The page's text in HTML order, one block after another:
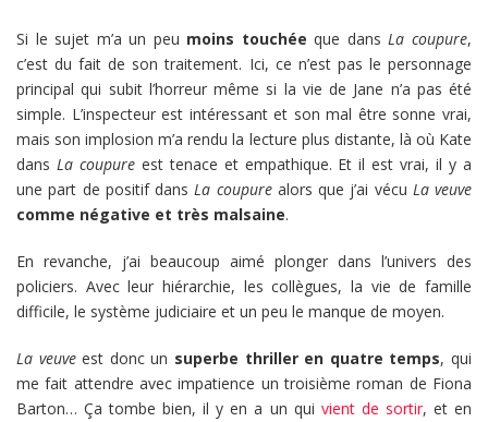
Si le sujet m’a un peu moins touchée que dansLa coupure,
c’est du fait de son traitement. Ici, ce n’est pas le personnage
principal qui subit l’horreur même si la vie de Jane n’a pas été
simple. L’inspecteur est intéressant et son mal être sonne vrai,
mais son implosion m’a rendu la lecture plus distante, là où Kate
dans La coupureest tenace et empathique. Et il est vrai, il y a
une part de positif dansLa coupurealors que j’ai vécu La veuve
comme négative et très malsaine.
En revanche, j’ai beaucoup aimé plonger dans l’univers des
policiers. Avec leur hiérarchie, les collègues, la vie de famille
difficile, le système judiciaire et un peu le manque de moyen.
La veuveest donc un superbe thriller en quatre temps, qui
me fait attendre avec impatience un troisième roman de Fiona
Barton… Ça tombe bien, il y en a un qui vient de sortir, et en